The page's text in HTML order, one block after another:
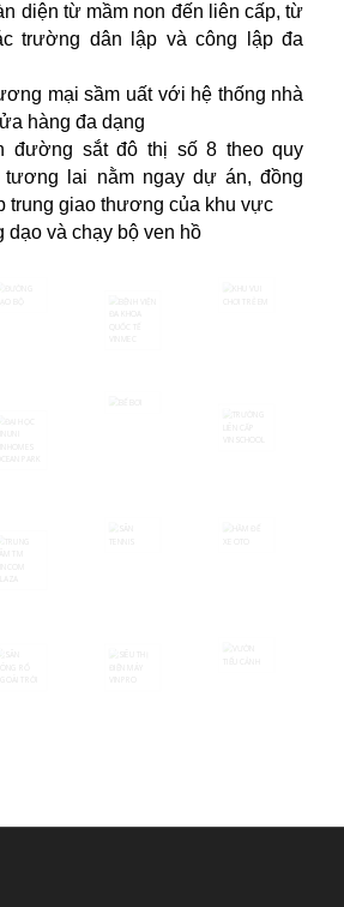
diện từ mầm non đến liên cấp, từ
trường dân lập và công lập đa
mại sầm uất với hệ thống nhà
hàng đa dạng
đường sắt đô thị số 8 theo quy
tương lai nằm ngay dự án, đồng
trung giao thương của khu vực
và chạy bộ ven hồ